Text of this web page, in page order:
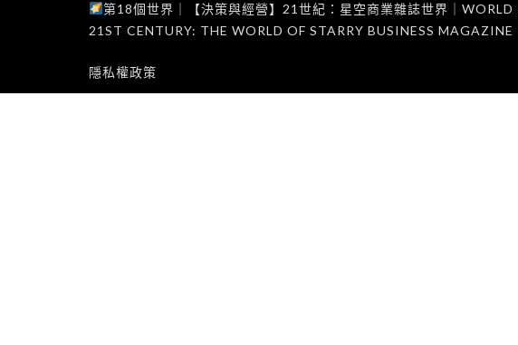
第18個世界｜【決策與經營】21世紀：星空商業雜誌世界｜
21ST CENTURY: THE WORLD OF STARRY BUSINESS MAGAZINE
隱私權政策